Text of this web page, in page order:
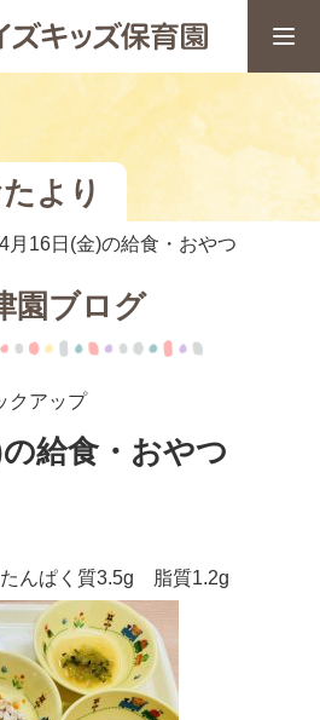
より
4月16日(金)の給食・おやつ
園ブログ
クアップ
給食・おやつ
んぱく質3.5g 脂質1.2g